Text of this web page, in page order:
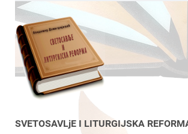
SVETOSAVLjE I LITURGIJSKA